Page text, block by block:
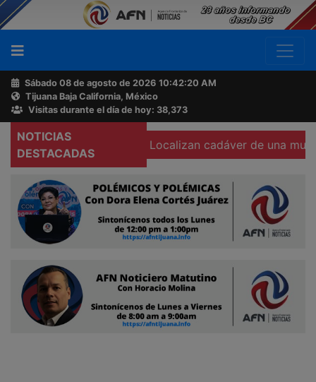
Sábado 08 de agosto de 2026 10:42:21 AM
Tijuana Baja California, México
Visitas durante el día de hoy: 38,373
NOTICIAS
DESTACADAS
corporal Localizan cadáver de una mujer
Buscador
Acerca
de
AFN
Ventas
Contacto
Reportero
Ciudadano